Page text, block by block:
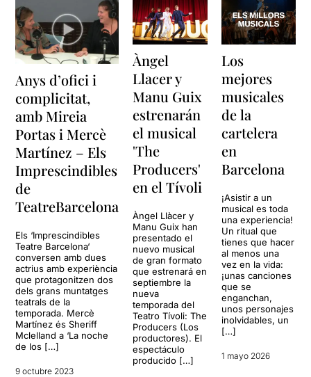
Anys d’ofici i
complicitat,
amb Mireia
Portas i Mercè
Martínez – Els
Imprescindibles
de
TeatreBarcelona
Els ‘Imprescindibles
Teatre Barcelona‘
conversen amb dues
actrius amb experiència
que protagonitzen dos
dels grans muntatges
teatrals de la
temporada. Mercè
Martínez és Sheriff
Mclelland a ‘La noche
de los […]
9 octubre 2023
Àngel
Llacer y
Manu Guix
estrenarán
el musical
'The
Producers'
en el Tívoli
Àngel Llàcer y
Manu Guix han
presentado el
nuevo musical
de gran formato
que estrenará en
septiembre la
nueva
temporada del
Teatro Tívoli: The
Producers (Los
productores). El
espectáculo
producido […]
Los
mejores
musicales
de la
cartelera
en
Barcelona
¡Asistir a un
musical es toda
una experiencia!
Un ritual que
tienes que hacer
al menos una
vez en la vida:
¡unas canciones
que se
enganchan,
unos personajes
inolvidables, un
[…]
1 mayo 2026